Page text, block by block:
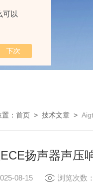
可以
： 首页 > 技术文章 >
扬声器声压
08-15 浏览次数